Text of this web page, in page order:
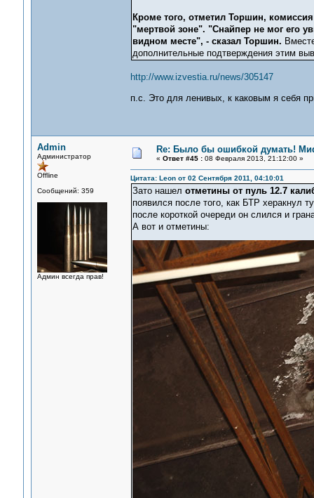
Кроме того, отметил Торшин,
"мертвой зоне". "Снайпер не мог его
видном месте", - сказал Торшин.
дополнительные подтверждения этим
http://www.izvestia.ru/news/305147
п.с. Это для ленивых, к каковым я себя
Admin
Администратор
Offline
Сообщений: 359
Админ всегда прав!
Re: Было бы ошибкой думать!
« Ответ #45 :08 Февраля 2013, 21:12:00 »
Цитата: Leon от 02 Сентября 2011, 04:10:01
Зато нашел отметины от пуль 12.7
появился после того, как БТР херакнул
после короткой очереди он слился и
А вот и отметины: